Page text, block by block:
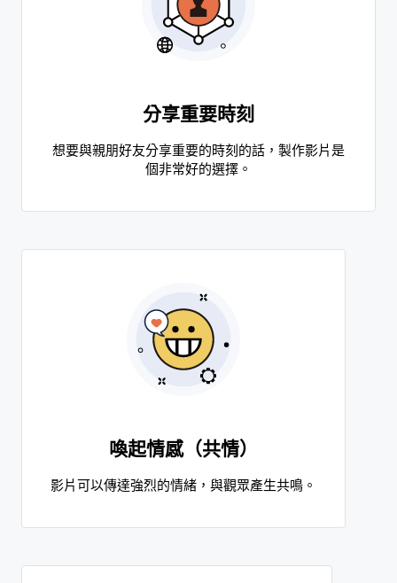
分享重要時刻
想要與親朋好友分享重要的時刻的話，製作影片是
個非常好的選擇。
喚起情感（共情）
影片可以傳達強烈的情緒，與觀眾產生共鳴。